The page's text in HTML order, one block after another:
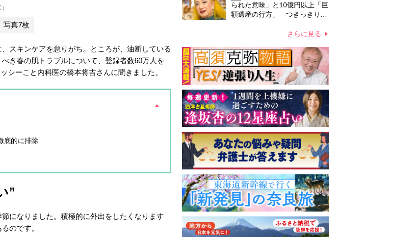
写真7枚
スキンケアを怠りがち。ところが、油断している
き春の肌トラブルについて、登録者数60万人を
シーこと内科医の橋本将吉さんに聞きました。
底的に排除
”
になりました。積極的に外出をしたくなります
のです。
した」
られた意味」と10億円以上「巨
額遺産の行方」 つきっきりで
さらに見る